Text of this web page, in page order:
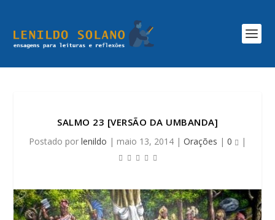
SALMO 23 [VERSÃO DA UMBANDA]
Postado por lenildo | maio 13, 2014 | Orações | 0 |